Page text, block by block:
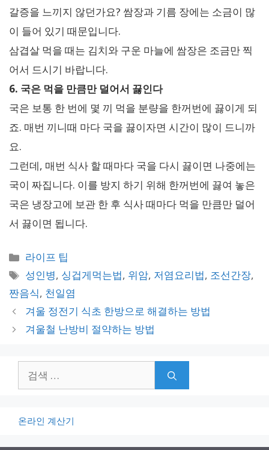
갈증을 느끼지 않던가요? 쌈장과 기름 장에는 소금이 많
이 들어 있기 때문입니다.
삼겹살 먹을 때는 김치와 구운 마늘에 쌈장은 조금만 찍
어서 드시기 바랍니다.
6. 국은 먹을 만큼만 덜어서 끓인다
국은 보통 한 번에 몇 끼 먹을 분량을 한꺼번에 끓이게 되
죠. 매번 끼니때 마다 국을 끓이자면 시간이 많이 드니까
요.
그런데, 매번 식사 할 때마다 국을 다시 끓이면 나중에는
국이 짜집니다. 이를 방지 하기 위해 한꺼번에 끓여 놓은
국은 냉장고에 보관 한 후 식사 때마다 먹을 만큼만 덜어
서 끓이면 됩니다.
카
테
고
리
라이프 팁
태
그
성인병, 싱겁게먹는법, 위암, 저염요리법, 조선간장,
짠음식, 천일염
겨울 정전기 식초 한방으로 해결하는 방법
겨울철 난방비 절약하는 방법
색:
온라인 계산기